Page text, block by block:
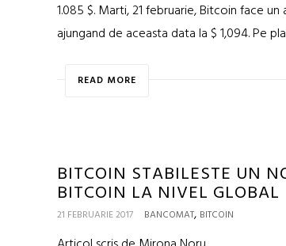
1.085 $. Marti, 21 februarie, Bitcoin face
ajungand de aceasta data la $ 1,094. Pe
READ MORE
BITCOIN STABILESTE UN
BITCOIN LA NIVEL GLOBAL
21 FEBRUARIE 2017 BANCOMAT, BITCOIN